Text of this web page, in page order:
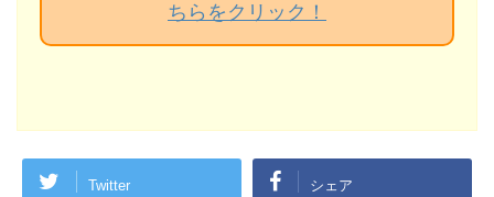
ちらをクリック！
Twitter シェア